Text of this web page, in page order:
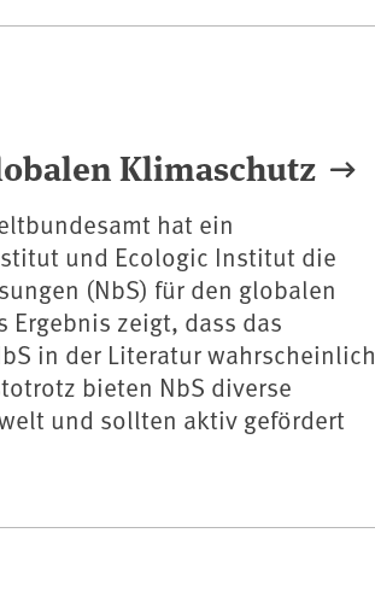
Klimaschutz
hat ein
und Ecologic Institut die
(NbS) für den globalen
Ergebnis zeigt, dass das
in der Literatur wahrscheinlich
bieten NbS diverse
und sollten aktiv gefördert